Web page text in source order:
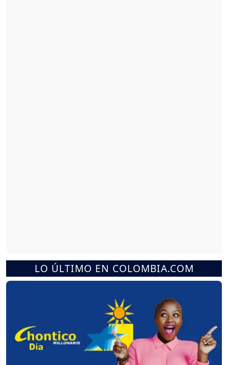
LO ÚLTIMO EN COLOMBIA.COM